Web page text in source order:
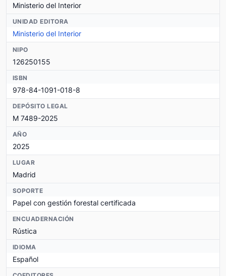
Ministerio del Interior
UNIDAD EDITORA
Ministerio del Interior
NIPO
126250155
ISBN
978-84-1091-018-8
DEPÓSITO LEGAL
M 7489-2025
AÑO
2025
LUGAR
Madrid
SOPORTE
Papel con gestión forestal certificada
ENCUADERNACIÓN
Rústica
IDIOMA
Español